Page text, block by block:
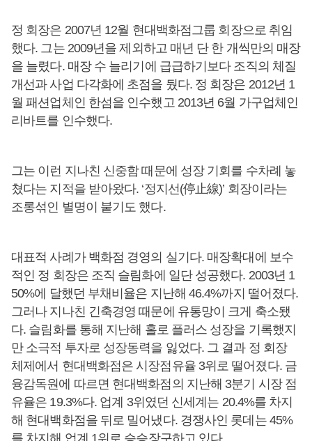
정 회장은 2007년 12월 현대백화점그룹 회장으로 취임
했다. 그는 2009년을 제외하고 매년 단 한 개씩만의 매장
을 늘렸다. 매장 수 늘리기에 급급하기보다 조직의 체질
개선과 사업 다각화에 초점을 뒀다. 정 회장은 2012년 1
월 패션업체인 한섬을 인수했고 2013년 6월 가구업체인
리바트를 인수했다.
그는 이런 지나친 신중함 때문에 성장 기회를 수차례 놓
쳤다는 지적을 받아왔다. ‘정지선(停止線)’ 회장이라는
조롱섞인 별명이 붙기도 했다.
대표적 사례가 백화점 경영의 실기다. 매장확대에 보수
적인 정 회장은 조직 슬림화에 일단 성공했다. 2003년 1
50%에 달했던 부채비율은 지난해 46.4%까지 떨어졌다.
그러나 지나친 긴축경영 때문에 유통망이 크게 축소됐
다. 슬림화를 통해 지난해 홀로 플러스 성장을 기록했지
만 소극적 투자로 성장동력을 잃었다. 그 결과 정 회장
체제에서 현대백화점은 시장점유율 3위로 떨어졌다. 금
융감독원에 따르면 현대백화점의 지난해 3분기 시장 점
유율은 19.3%다. 업계 3위였던 신세계는 20.4%를 차지
해 현대백화점을 뒤로 밀어냈다. 경쟁사인 롯데는 45%
를 차지해 업계 1위로 승승장구하고 있다.